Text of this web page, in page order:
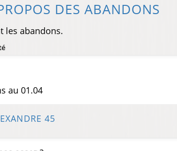
DES ABANDONS
les abandons.
au 01.04
45